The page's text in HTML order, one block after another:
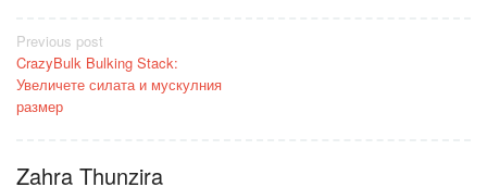
Post
navigation
Previous post
CrazyBulk Bulking Stack:
Увеличете силата и мускулния
размер
Zahra Thunzira